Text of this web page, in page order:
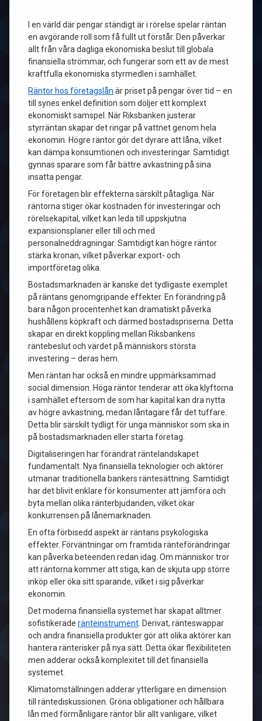
I en värld där pengar ständigt är i rörelse spelar räntan
en avgörande roll som få fullt ut förstår. Den påverkar
allt från våra dagliga ekonomiska beslut till globala
finansiella strömmar, och fungerar som ett av de mest
kraftfulla ekonomiska styrmedlen i samhället.
Räntor hos företagslån är priset på pengar över tid – en
till synes enkel definition som döljer ett komplext
ekonomiskt samspel. När Riksbanken justerar
styrräntan skapar det ringar på vattnet genom hela
ekonomin. Högre räntor gör det dyrare att låna, vilket
kan dämpa konsumtionen och investeringar. Samtidigt
gynnas sparare som får bättre avkastning på sina
insatta pengar.
För företagen blir effekterna särskilt påtagliga. När
räntorna stiger ökar kostnaden för investeringar och
rörelsekapital, vilket kan leda till uppskjutna
expansionsplaner eller till och med
personalneddragningar. Samtidigt kan högre räntor
stärka kronan, vilket påverkar export- och
importföretag olika.
Bostadsmarknaden är kanske det tydligaste exemplet
på räntans genomgripande effekter. En förändring på
bara någon procentenhet kan dramatiskt påverka
hushållens köpkraft och därmed bostadspriserna. Detta
skapar en direkt koppling mellan Riksbankens
räntebeslut och värdet på människors största
investering – deras hem.
Men räntan har också en mindre uppmärksammad
social dimension. Höga räntor tenderar att öka klyftorna
i samhället eftersom de som har kapital kan dra nytta
av högre avkastning, medan låntagare får det tuffare.
Detta blir särskilt tydligt för unga människor som ska in
på bostadsmarknaden eller starta företag.
Digitaliseringen har förändrat räntelandskapet
fundamentalt. Nya finansiella teknologier och aktörer
utmanar traditionella bankers räntesättning. Samtidigt
har det blivit enklare för konsumenter att jämföra och
byta mellan olika ränterbjudanden, vilket ökar
konkurrensen på lånemarknaden.
En ofta förbisedd aspekt är räntans psykologiska
effekter. Förväntningar om framtida ränteförändringar
kan påverka beteenden redan idag. Om människor tror
att räntorna kommer att stiga, kan de skjuta upp större
inköp eller öka sitt sparande, vilket i sig påverkar
ekonomin.
Det moderna finansiella systemet har skapat alltmer
sofistikerade ränteinstrument . Derivat, ränteswappar
och andra finansiella produkter gör att olika aktörer kan
hantera ränterisker på nya sätt. Detta ökar flexibiliteten
men adderar också komplexitet till det finansiella
systemet.
Klimatomställningen adderar ytterligare en dimension
till räntediskussionen. Gröna obligationer och hållbara
lån med förmånligare räntor blir allt vanligare, vilket